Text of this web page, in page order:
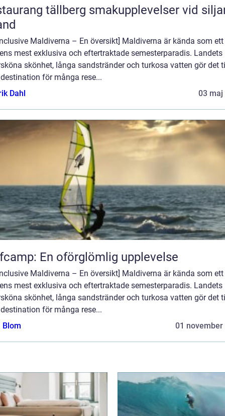
tällberg smakupplevelser vid siljans
Maldiverna – En översikt] Maldiverna är kända som
mest exklusiva och eftertraktade semesterparadis. Landets
skönhet, långa sandstränder och turkosa vatten gör det
för många rese...
Dahl
03 maj
En oförglömlig upplevelse
Maldiverna – En översikt] Maldiverna är kända som
mest exklusiva och eftertraktade semesterparadis. Landets
skönhet, långa sandstränder och turkosa vatten gör det
för många rese...
Blom
01 november